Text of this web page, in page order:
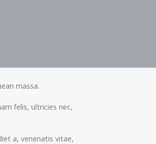
massa.
felis, ultricies nec,
a, venenatis vitae,